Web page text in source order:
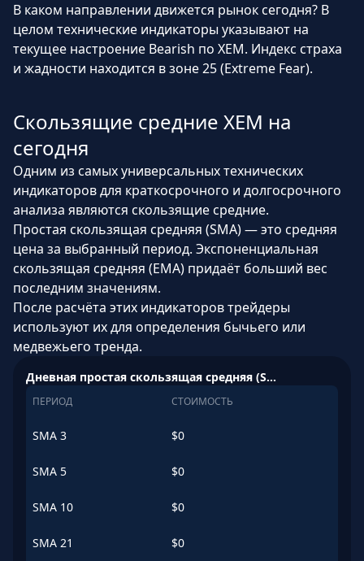
В каком направлении движется рынок сегодня? В
целом технические индикаторы указывают на
текущее настроение Bearish по XEM. Индекс страха
и жадности находится в зоне 25 (Extreme Fear).
Скользящие средние XEM на
сегодня
Одним из самых универсальных технических
индикаторов для краткосрочного и долгосрочного
анализа являются скользящие средние.
Простая скользящая средняя (SMA) — это средняя
цена за выбранный период. Экспоненциальная
скользящая средняя (EMA) придаёт больший вес
последним значениям.
После расчёта этих индикаторов трейдеры
используют их для определения бычьего или
медвежьего тренда.
Дневная простая скользящая средняя (SMA)
ПЕРИОД СТОИМОСТЬ
SMA 3 $0
SMA 5 $0
SMA 10 $0
SMA 21 $0